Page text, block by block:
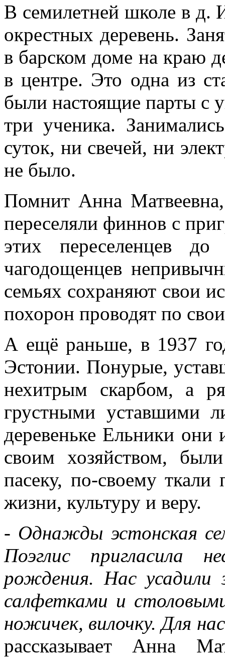
В семилетней школе в д.
окрестных деревень.
в барском доме на краю
в центре. Это одна из
были настоящие парты с
три ученика.
суток, ни свечей, ни
не было.
Помнит Анна
переселяли финнов с
этих переселенцев
чагодощенцев
семьях сохраняют свои
похорон проводят по
А ещё раньше, в 1937
Эстонии. Понурые,
нехитрым скарбом, а
грустными уставшими
деревеньке Ельники
своим хозяйством,
пасеку, по-своему ткали
жизни, культуру и веру.
- Однажды эстонская
Поэглис пригласила
рождения. Нас
салфетками и
ножичек, вилочку. Для
рассказывает Анна